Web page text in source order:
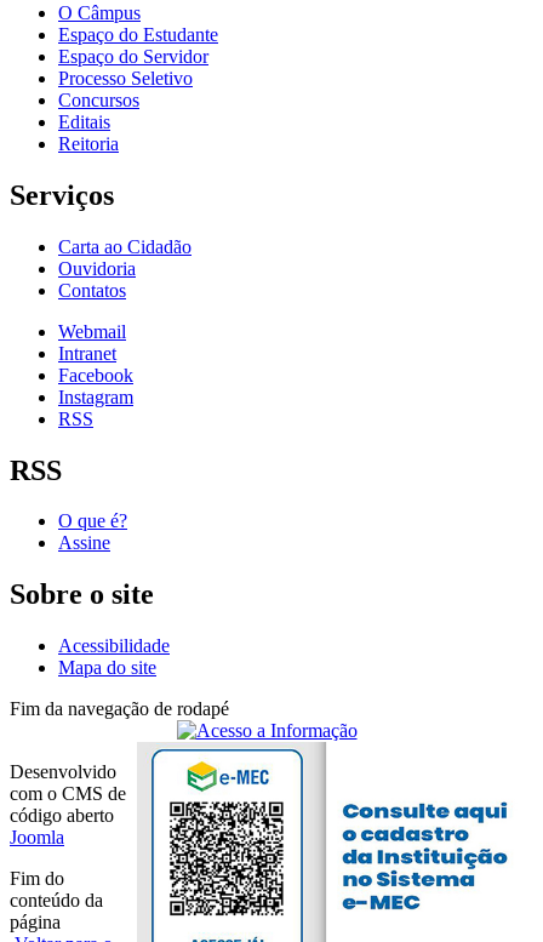
O Câmpus
Espaço do Estudante
Espaço do Servidor
Processo Seletivo
Concursos
Editais
Reitoria
Serviços
Carta ao Cidadão
Ouvidoria
Contatos
Webmail
Intranet
Facebook
Instagram
RSS
RSS
O que é?
Assine
Sobre o site
Acessibilidade
Mapa do site
Fim da navegação de rodapé
Desenvolvido
com o CMS de
código aberto
Joomla
Fim do
conteúdo da
página